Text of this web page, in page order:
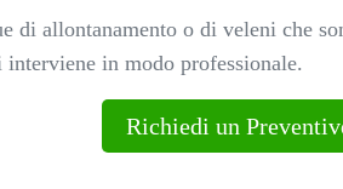
allontanamento o di veleni che
interviene in modo professionale.
Richiedi un